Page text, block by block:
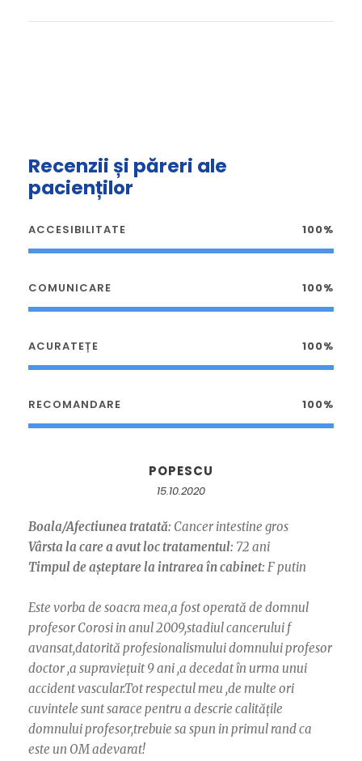
Recenzii și păreri ale
pacienților
ACCESIBILITATE 100%
COMUNICARE 100%
ACURATEȚE 100%
RECOMANDARE 100%
POPESCU
15.10.2020
Boala/Afectiunea tratată: Cancer intestine gros
Vârsta la care a avut loc tratamentul: 72 ani
Timpul de așteptare la intrarea în cabinet: F putin
Este vorba de soacra mea,a fost operată de domnul
profesor Corosi in anul 2009,stadiul cancerului f
avansat,datorită profesionalismului domnului profesor
doctor ,a supraviețuit 9 ani ,a decedat în urma unui
accident vascular.Tot respectul meu ,de multe ori
cuvintele sunt sarace pentru a descrie calitățile
domnului profesor,trebuie sa spun in primul rand ca
este un OM adevarat!